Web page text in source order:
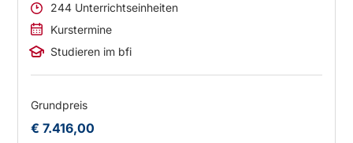
244 Unterrichtseinheiten
Kurstermine
Studieren im bfi
Grundpreis
€ 7.416,00